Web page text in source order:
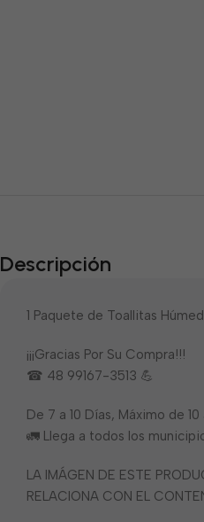
Descripción
1 Paquete de Toallitas
¡¡¡Gracias Por Su Compra!!!
☎ 48 99167-3513 💪
De 7 a 10 Días, Máximo de 10
🚛 Llega a todos los
LA IMÁGEN DE ESTE
RELACIONA CON EL